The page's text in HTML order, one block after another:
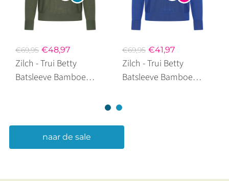
€69,95 €48,97
Zilch - Trui Betty
Batsleeve Bamboe
€69,95 €41,97
Zilch - Trui Betty
Batsleeve Bamboe
naar de sale